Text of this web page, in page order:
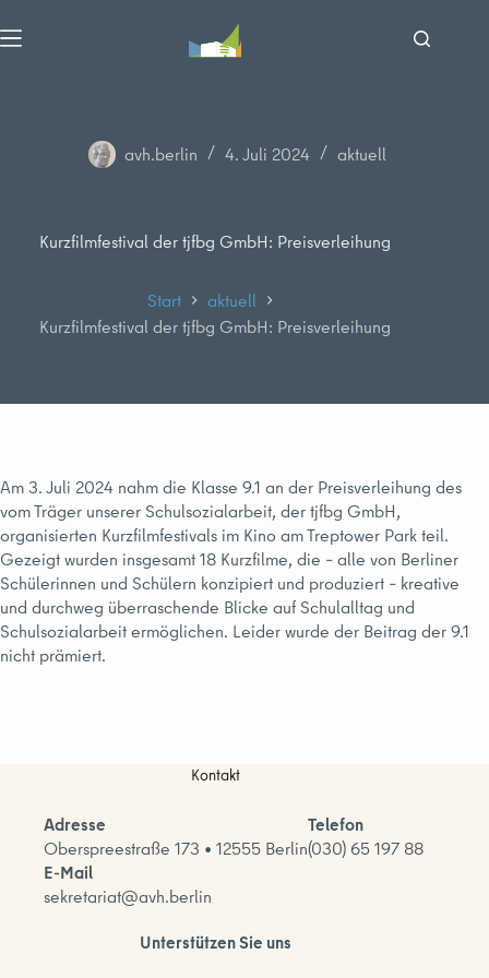
Inhalt
avh.berlin 4. Juli 2024 aktuell
Kurzfilmfestival der tjfbg GmbH: Preisverleihung
Start
aktuell
Kurzfilmfestival der tjfbg GmbH: Preisverleihung
Am 3. Juli 2024 nahm die Klasse 9.1 an der Preisverleihung des
vom Träger unserer Schulsozialarbeit, der tjfbg GmbH,
organisierten Kurzfilmfestivals im Kino am Treptower Park teil.
Gezeigt wurden insgesamt 18 Kurzfilme, die – alle von Berliner
Schülerinnen und Schülern konzipiert und produziert – kreative
und durchweg überraschende Blicke auf Schulalltag und
Schulsozialarbeit ermöglichen. Leider wurde der Beitrag der 9.1
nicht prämiert.
Kontakt
Adresse
Oberspreestraße 173 • 12555 Berlin
Telefon
(030) 65 197 88
E-Mail
sekretariat@avh.berlin
Unterstützen Sie uns